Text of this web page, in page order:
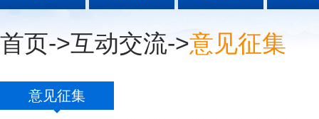
首页->互动交流->意见征集
意见征集
Alt
加